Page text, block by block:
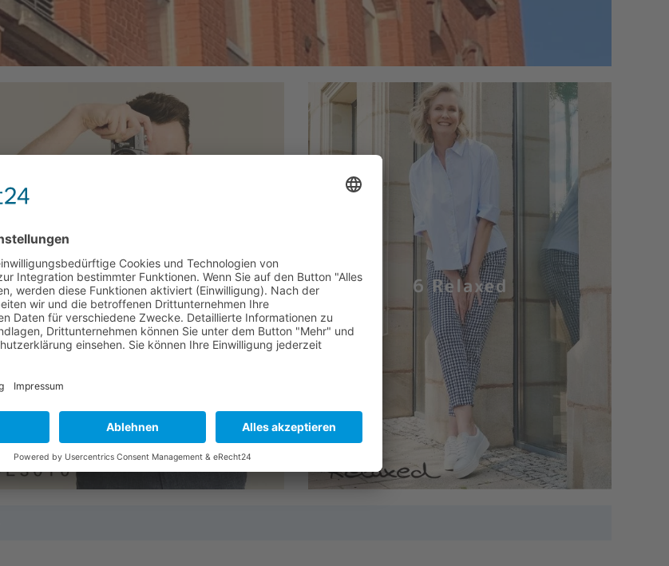
4 Desoto 6 Relaxed